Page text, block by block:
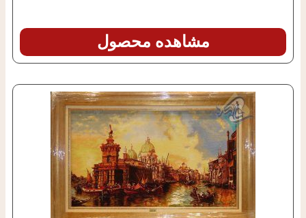
مشاهده محصول